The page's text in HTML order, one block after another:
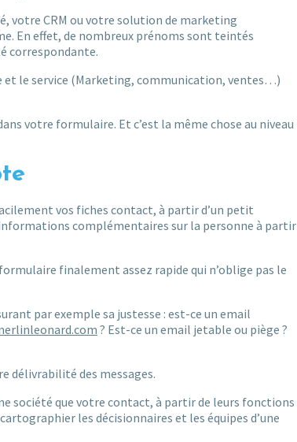
votre CRM ou votre solution de marketing
En effet, de nombreux prénoms sont teintés
correspondante.
et le service (Marketing, communication, ventes…)
votre formulaire. Et c’est la même chose au niveau
vos fiches contact, à partir d’un petit
complémentaires sur la personne à partir
finalement assez rapide qui n’oblige pas le
par exemple sa justesse : est-ce un email
? Est-ce un email jetable ou piège ?
délivrabilité des messages.
société que votre contact, à partir de leurs fonctions
les décisionnaires et les équipes d’une